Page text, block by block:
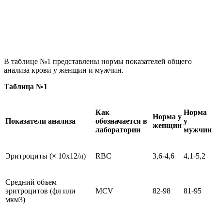
В таблице №1 представлены нормы показателей общего
анализа крови у женщин и мужчин.
Таблица №1
Показатели анализа
Как
обозначается в
лаборатории
Норма у
женщин
Норма
у
мужчин
Эритроциты (× 10х12/л) RBC 3,6-4,6 4,1-5,2
Средний объем
эритроцитов (фл или
мкм3)
MCV 82-98 81-95